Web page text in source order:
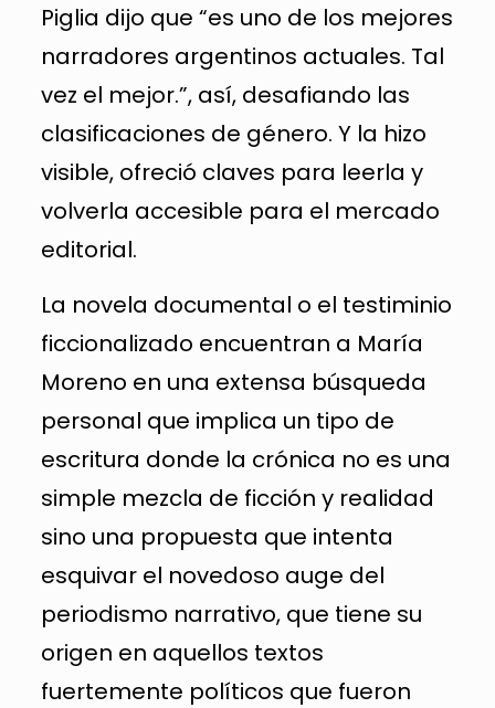
Piglia dijo que “es uno de los mejores
narradores argentinos actuales. Tal
vez el mejor.”, así, desafiando las
clasificaciones de género. Y la hizo
visible, ofreció claves para leerla y
volverla accesible para el mercado
editorial.
La novela documental o el testiminio
ficcionalizado encuentran a María
Moreno en una extensa búsqueda
personal que implica un tipo de
escritura donde la crónica no es una
simple mezcla de ficción y realidad
sino una propuesta que intenta
esquivar el novedoso auge del
periodismo narrativo, que tiene su
origen en aquellos textos
fuertemente políticos que fueron